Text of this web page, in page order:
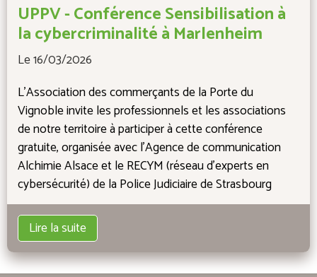
UPPV - Conférence Sensibilisation à
la cybercriminalité à Marlenheim
Le 16/03/2026
L'Association des commerçants de la Porte du
Vignoble invite les professionnels et les associations
de notre territoire à participer à cette conférence
gratuite, organisée avec l'Agence de communication
Alchimie Alsace et le RECYM (réseau d'experts en
cybersécurité) de la Police Judiciaire de Strasbourg
Lire la suite